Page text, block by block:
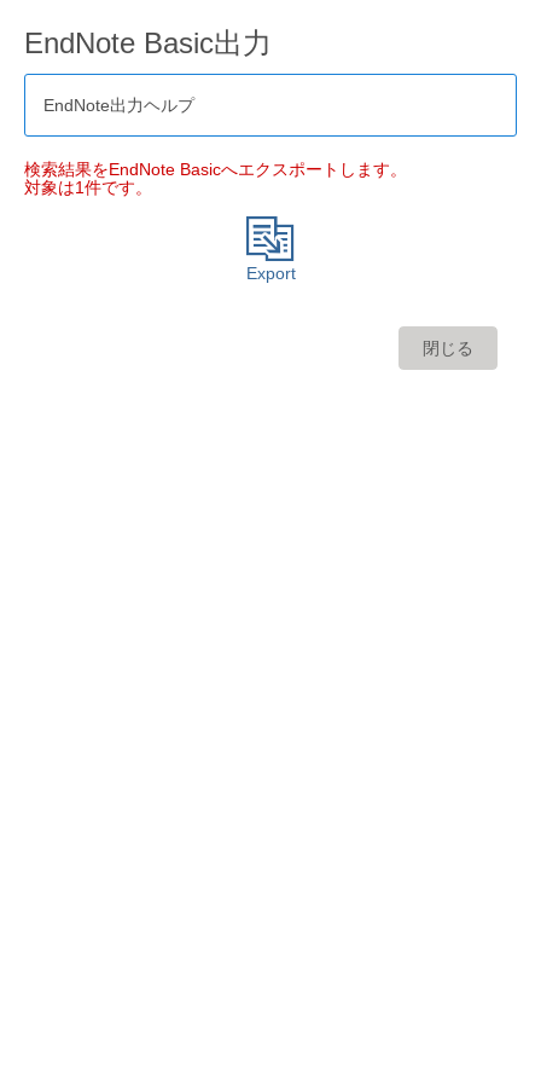
EndNote Basic出力
EndNote出力ヘルプ
検索結果をEndNote Basicへエクスポートします。
対象は1件です。
Export